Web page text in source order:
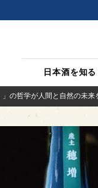
日本酒を知る
」の哲学が人間と自然の未